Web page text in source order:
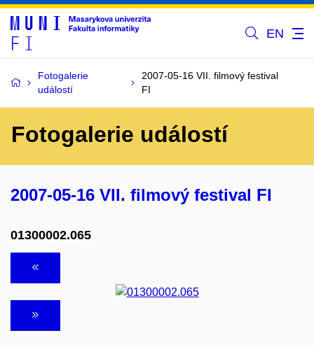
EN
Fotogalerie
událostí
2007-05-16 VII. filmový festival
FI
Fotogalerie událostí
2007-05-16 VII. filmový festival FI
01300002.065